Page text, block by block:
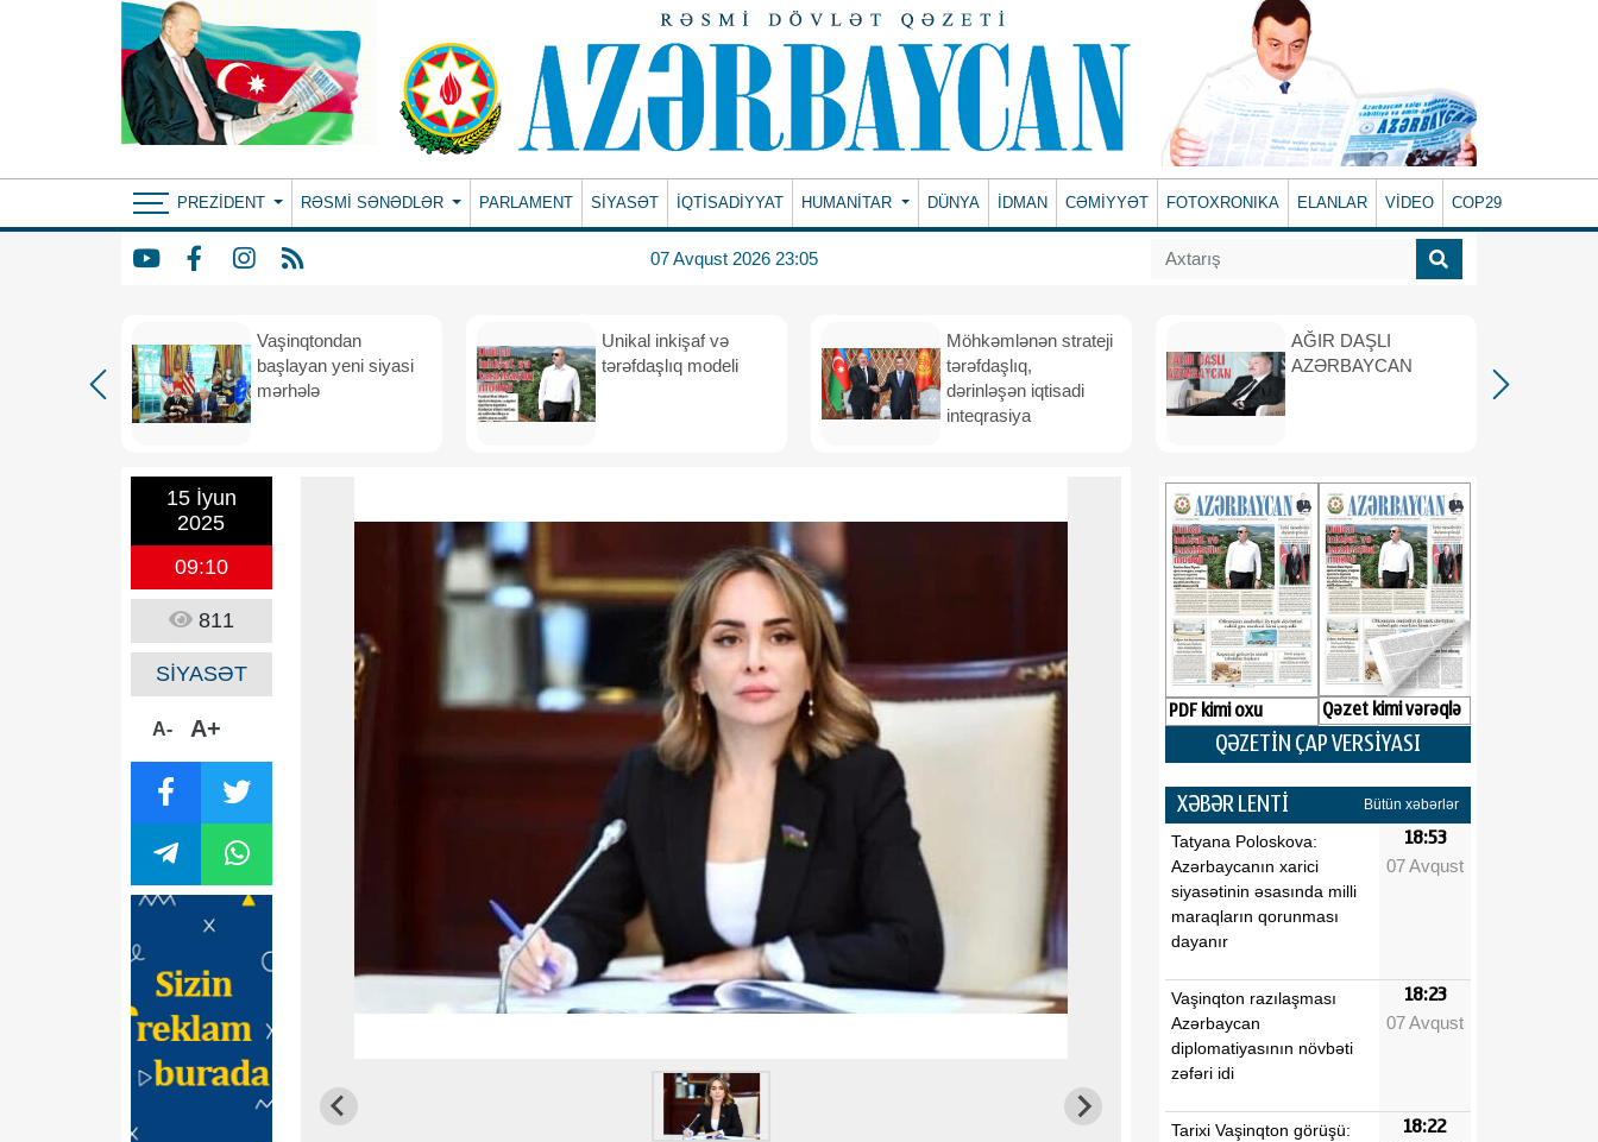
PREZIDENT RƏSMI SƏNƏDLƏR PARLAMENT SİYASƏT İQTİSADİYYAT HUMANITAR DÜNYA İDMAN CƏMİYYƏT FOTOXRONIKA ELANLAR VİDEO COP29
07 Avqust 2026 23:05
Vaşinqtondan
başlayan yeni siyasi
mərhələ
Unikal inkişaf və
tərəfdaşlıq modeli
Möhkəmlənən strateji
tərəfdaşlıq,
dərinləşən iqtisadi
inteqrasiya
AĞIR DAŞLI
AZƏRBAYCAN
15 İyun
2025
09:10
811
SİYASƏT
A- A+
PDF kimi oxu Qəzet kimi vərəqlə
QƏZETİN ÇAP VERSİYASI
XƏBƏR LENTİ Bütün xəbərlər
Tatyana Poloskova:
Azərbaycanın xarici
siyasətinin əsasında milli
maraqların qorunması
dayanır
18:53
07 Avqust
Vaşinqton razılaşması
Azərbaycan
diplomatiyasının növbəti
zəfəri idi
18:23
07 Avqust
Tarixi Vaşinqton görüşü:
18:22